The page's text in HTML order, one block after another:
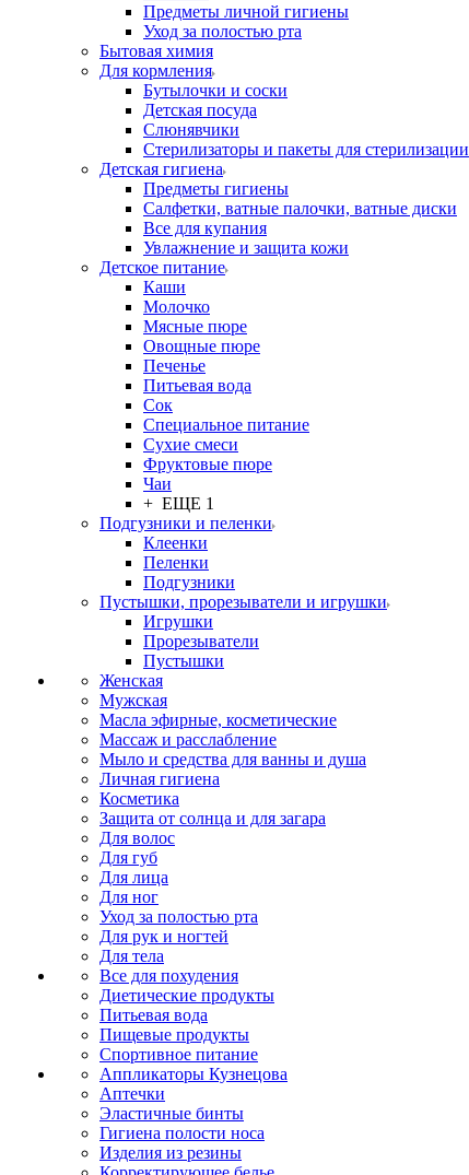
Предметы личной гигиены
Уход за полостью рта
Бытовая химия
Для кормления
Бутылочки и соски
Детская посуда
Слюнявчики
Стерилизаторы и пакеты для стерилизации
Детская гигиена
Предметы гигиены
Салфетки, ватные палочки, ватные диски
Все для купания
Увлажнение и защита кожи
Детское питание
Каши
Молочко
Мясные пюре
Овощные пюре
Печенье
Питьевая вода
Сок
Специальное питание
Сухие смеси
Фруктовые пюре
Чаи
+ ЕЩЕ 1
Подгузники и пеленки
Клеенки
Пеленки
Подгузники
Пустышки, прорезыватели и игрушки
Игрушки
Прорезыватели
Пустышки
Женская
Мужская
Масла эфирные, косметические
Массаж и расслабление
Мыло и средства для ванны и душа
Личная гигиена
Косметика
Защита от солнца и для загара
Для волос
Для губ
Для лица
Для ног
Уход за полостью рта
Для рук и ногтей
Для тела
Все для похудения
Диетические продукты
Питьевая вода
Пищевые продукты
Спортивное питание
Аппликаторы Кузнецова
Аптечки
Эластичные бинты
Гигиена полости носа
Изделия из резины